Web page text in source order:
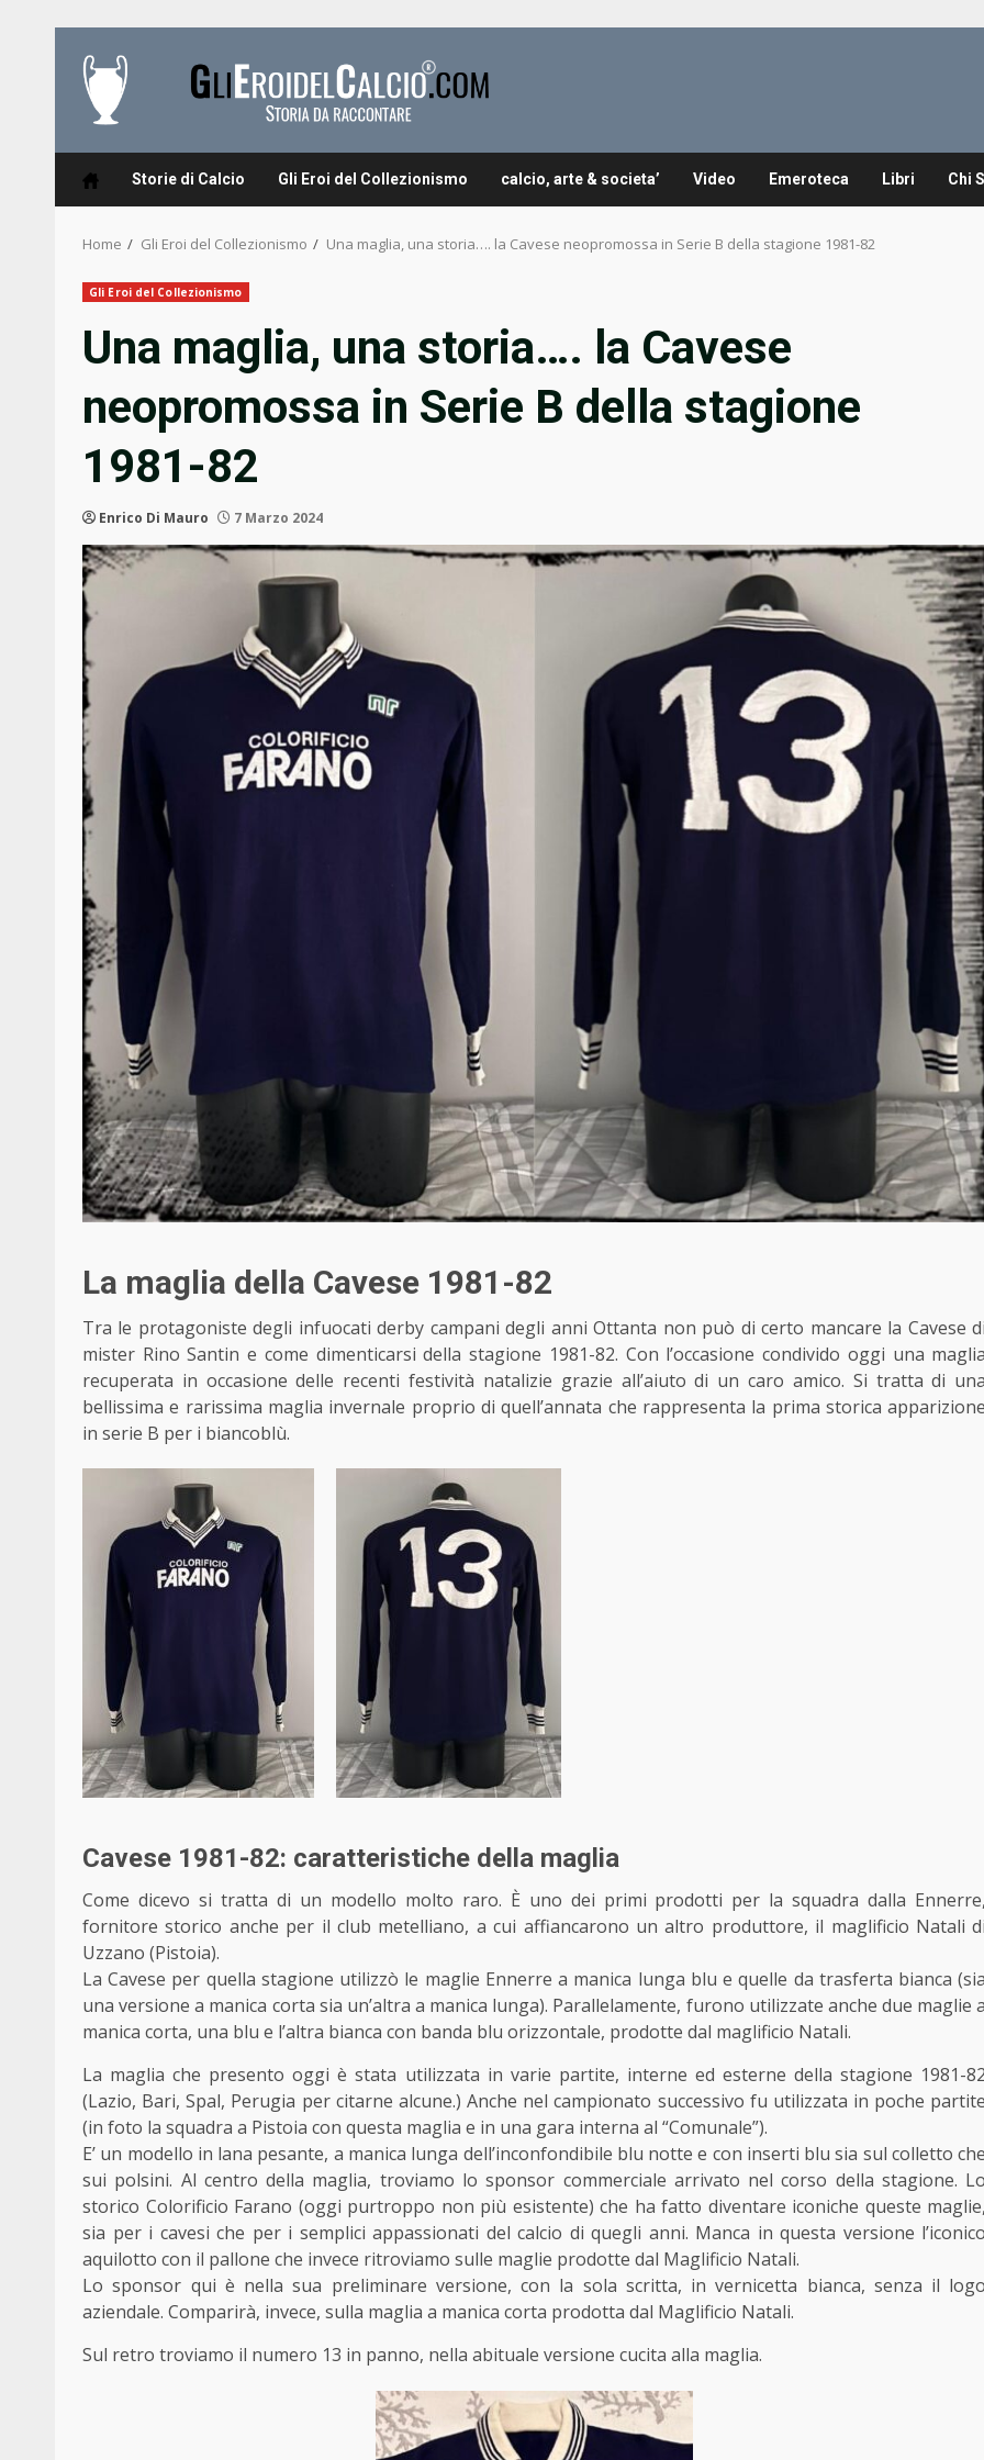
content
Storie di Calcio Gli Eroi del Collezionismo calcio, arte & societa’ Video Emeroteca Libri Chi
Home Gli Eroi del Collezionismo Una maglia, una storia…. la Cavese neopromossa in Serie B della stagione 1981-82
Gli Eroi del Collezionismo
Una maglia, una storia…. la Cavese
neopromossa in Serie B della stagione
1981-82
Enrico Di Mauro 7 Marzo 2024
La maglia della Cavese 1981-82
Tra le protagonistedegli infuocati derby campani degli anni Ottanta non può di certo mancare la Cavese
mister Rino Santin e come dimenticarsi della stagione 1981-82. Con l’occasione condivido oggi una
recuperata in occasione delle recenti festività natalizie grazie all’aiuto di un caro amico. Si tratta di
bellissima e rarissima maglia invernale proprio di quell’annata che rappresenta la prima storica
in serie B per i biancoblù.
Cavese 1981-82: caratteristiche della maglia
Come dicevo si tratta di un modello molto raro. È uno dei primi prodotti per la squadra dalla
fornitore storico anche per il club metelliano, a cui affiancarono un altro produttore, il maglificio Natali
Uzzano (Pistoia).
La Cavese per quella stagione utilizzò le maglie Ennerre a manica lunga blu e quelle da trasferta bianca
una versione a manica corta sia un’altra a manica lunga). Parallelamente, furono utilizzate anche due maglie
manica corta, una blu e l’altra bianca con banda blu orizzontale, prodotte dal maglificio Natali.
La maglia che presento oggi è stata utilizzata in varie partite, interne ed esterne della stagione 1981-
(Lazio, Bari, Spal, Perugia per citarne alcune.) Anche nel campionato successivo fu utilizzata in poche
(in foto la squadra a Pistoia con questa maglia e in una gara interna al “Comunale”).
E’ un modello in lana pesante, a manica lunga dell’inconfondibile blu notte e con inserti blu sia sul colletto
sui polsini. Al centro della maglia, troviamo lo sponsor commerciale arrivato nel corso della stagione.
storico Colorificio Farano (oggi purtroppo non più esistente) che ha fatto diventare iconiche queste
sia per i cavesi che per i semplici appassionati del calcio di quegli anni. Manca in questa versione
aquilotto con il pallone che invece ritroviamo sulle maglie prodotte dal Maglificio Natali.
Lo sponsor qui è nella sua preliminare versione, con la sola scritta, in vernicetta bianca, senza il
aziendale. Comparirà, invece, sulla maglia a manica corta prodotta dal Maglificio Natali.
Sul retro troviamo il numero 13 in panno, nella abituale versione cucita alla maglia.